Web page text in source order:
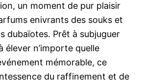
un moment de pur plaisir
enivrants des souks et
dubaïotes. Prêt à subjuguer
élever n’importe quelle
mémorable, ce
du raffinement et de